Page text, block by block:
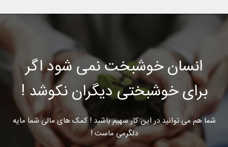
انسان خوشبخت نمی شود اگر
برای خوشبختی دیگران نکوشد !
شما هم می توانید در این کار سهیم باشید ! کمک های مالی شما مایه
دلگرمی ماست !